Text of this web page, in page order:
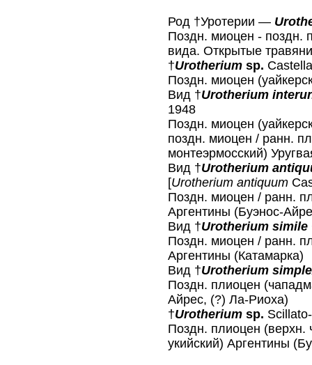
Род †Уротерии —
Поздн. миоцен - поздн.
вида. Открытые
†Urotherium sp.
Поздн. миоцен
Вид †Urotherium
1948
Поздн. миоцен
поздн. миоцен / ранн.
монтеэрмосский)
Вид †Urotherium
[Urotherium antiquum
Поздн. миоцен / ранн.
Аргентины (Буэнос-
Вид †Urotherium simile
Поздн. миоцен / ранн.
Аргентины (Катамарка)
Вид †Urotherium
Поздн. плиоцен
Айрес, (?) Ла-Риоха)
†Urotherium sp.
Поздн. плиоцен (верхн.
укийский) Аргентины